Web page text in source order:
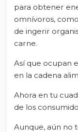
para obtener
omnívoros,
de ingerir
carne.
Así que ocupan
en la cadena
Ahora en tu
de los
Aunque, aún no